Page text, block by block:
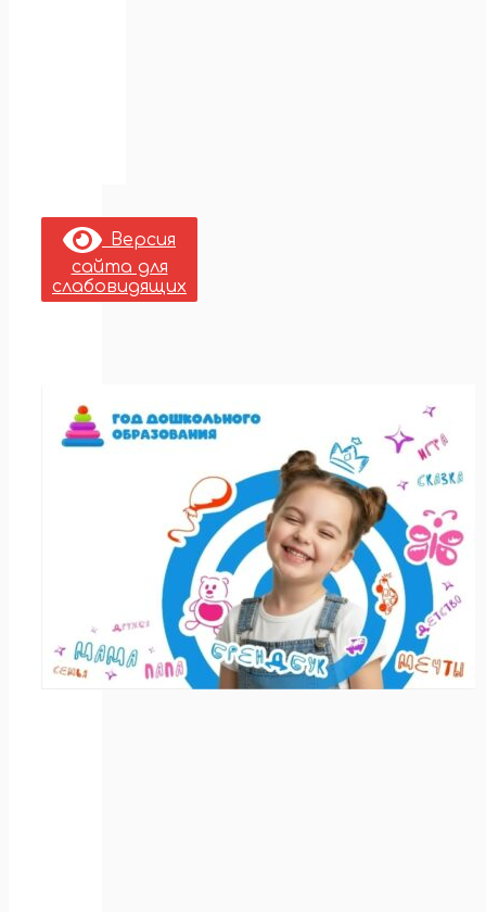
Версия
сайта для
слабовидящих